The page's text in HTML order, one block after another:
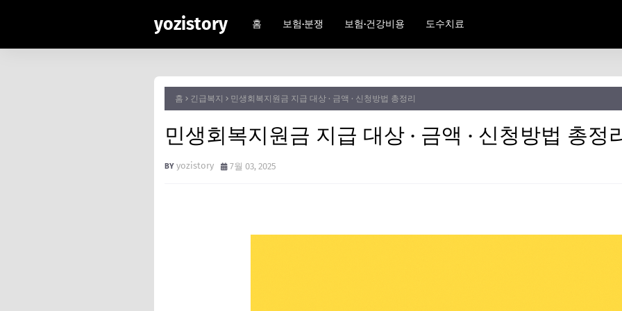
yozistory 홈 보험·분쟁 보험·건강비용 도수치료
홈 긴급복지 민생회복지원금 지급 대상 · 금액 · 신청방법 총정리
민생회복지원금 지급 대상 · 금액 · 신청방법 총정
yozistory 7월 03, 2025